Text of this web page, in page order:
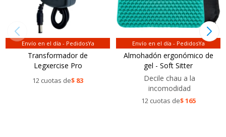
Envío en el día - PedidosYa
Transformador de
Legxercise Pro
12 cuotas de$ 83
Envío en el día - PedidosYa
Almohadón ergonómico de
gel - Soft Sitter
Decile chau a la
incomodidad
12 cuotas de$165